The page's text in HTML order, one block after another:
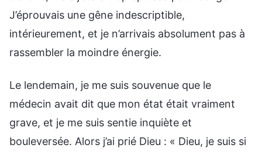
J’éprouvais une gêne indescriptible,
intérieurement, et je n’arrivais absolument pas à
rassembler la moindre énergie.
Le lendemain, je me suis souvenue que le
médecin avait dit que mon état était vraiment
grave, et je me suis sentie inquiète et
bouleversée. Alors j’ai prié Dieu : « Dieu, je suis si